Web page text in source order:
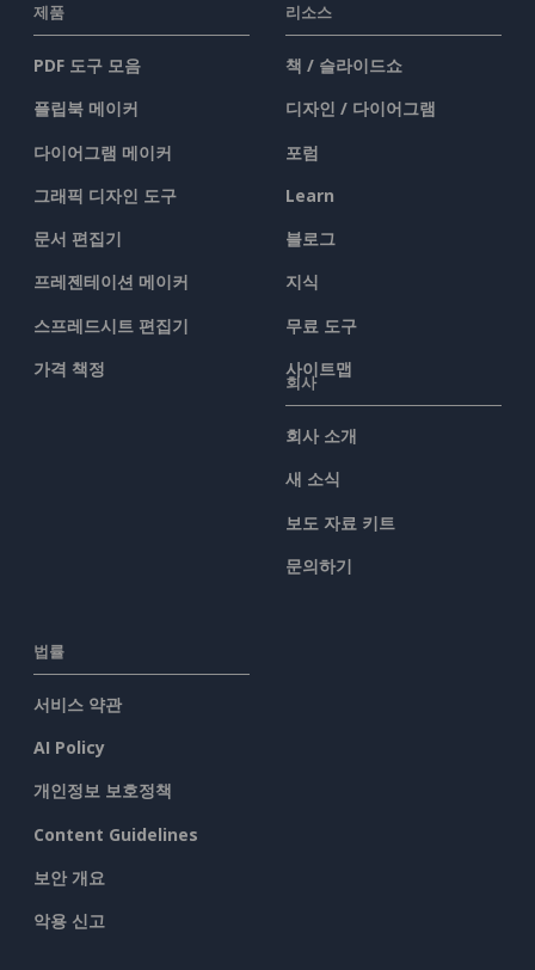
제품
PDF 도구 모음
플립북 메이커
다이어그램 메이커
그래픽 디자인 도구
문서 편집기
프레젠테이션 메이커
스프레드시트 편집기
가격 책정
리소스
책 / 슬라이드쇼
디자인 / 다이어그램
포럼
Learn
블로그
지식
무료 도구
사이트맵
회사
회사 소개
새 소식
보도 자료 키트
문의하기
법률
서비스 약관
AI Policy
개인정보 보호정책
Content Guidelines
보안 개요
악용 신고